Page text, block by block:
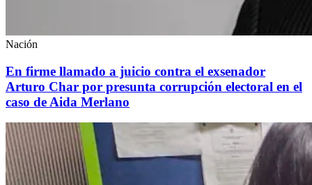
Nación
En firme llamado a juicio contra el exsenador
Arturo Char por presunta corrupción electoral en el
caso de Aida Merlano